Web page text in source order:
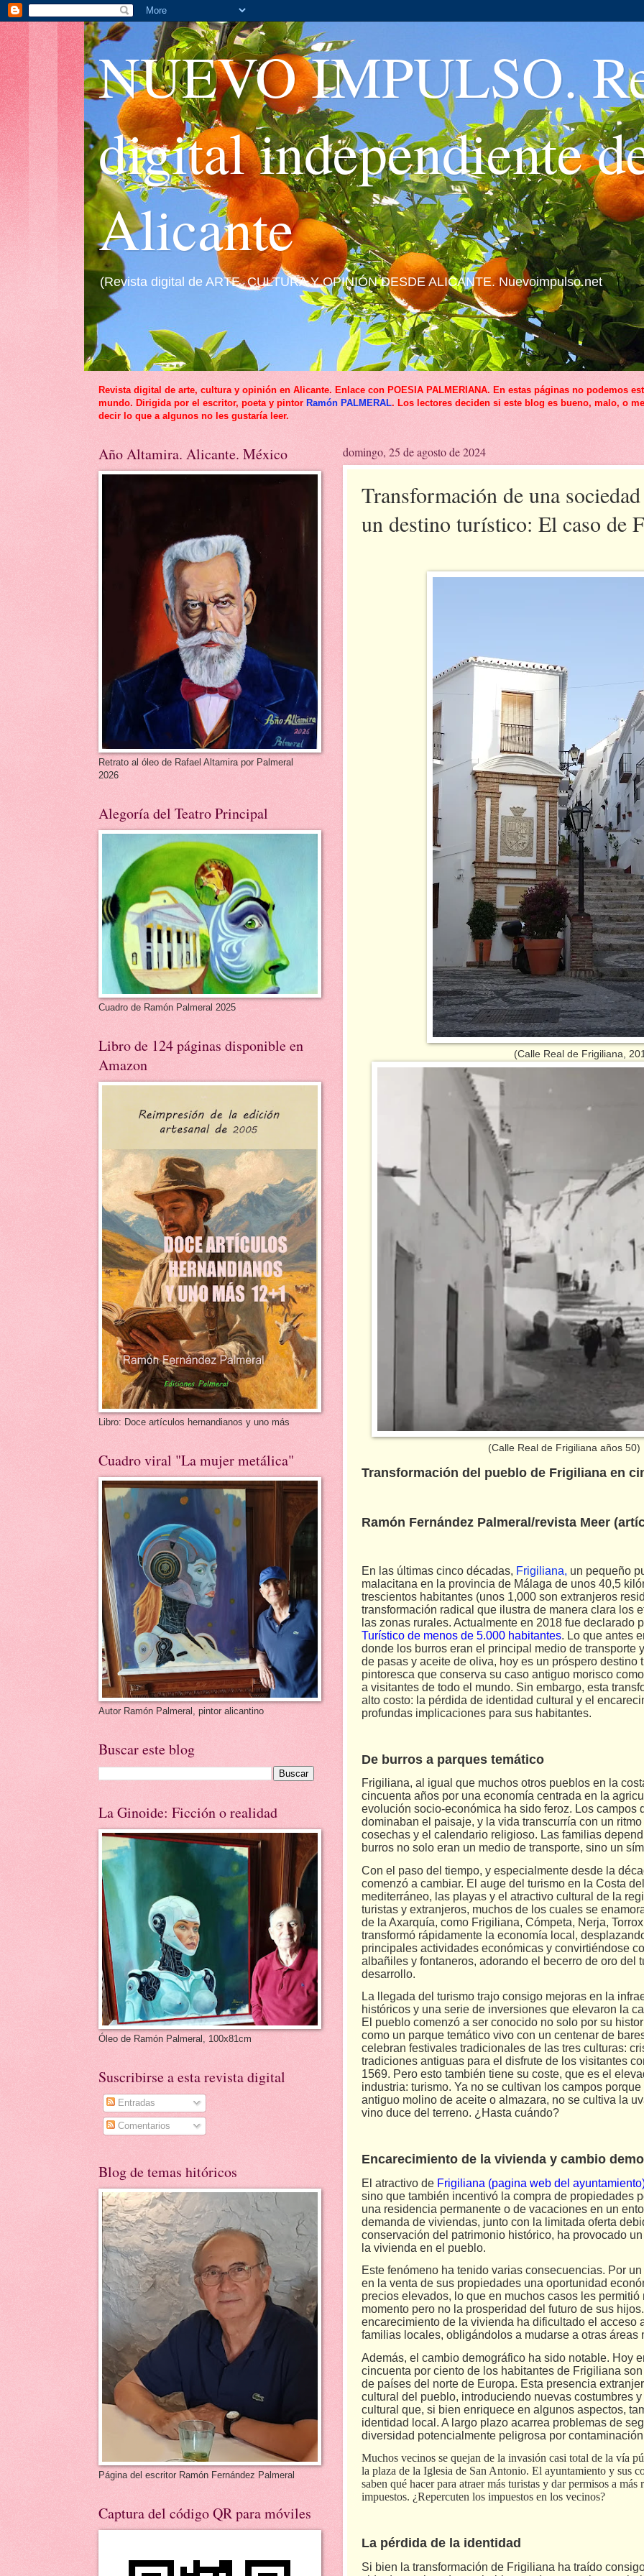
NUEVO IMPULSO.
digital independiente
Alicante
(Revista digital de ARTE, CULTURA Y OPINIÓN DESDE ALICANTE. Nuevoimpulso.net
Revista digital de arte, cultura y opinión en Alicante. Enlace con POESIA PALMERIANA. En estas páginas no podemos
mundo. Dirigida por el escritor, poeta y pintor Ramón PALMERAL. Los lectores deciden si este blog es bueno, malo, o
decir lo que a algunos no les gustaría leer.
domingo, 25 de agosto de 2024
Transformación de una
un destino turístico: El caso de
(Calle Real de Frigiliana,
(Calle Real de Frigiliana años 50)
Transformación del pueblo de Frigiliana en
Ramón Fernández Palmeral/revista Meer
En las últimas cinco décadas, Frigiliana, un pequeño
malacitana en la provincia de Málaga de unos 40,5
trescientos habitantes (unos 1,000 son extranjeros
transformación radical que ilustra de manera clara los
las zonas rurales. Actualmente en 2018 fue declarado
Turístico de menos de 5.000 habitantes. Lo que antes
donde los burros eran el principal medio de transporte
de pasas y aceite de oliva, hoy es un próspero destino
pintoresca que conserva su caso antiguo morisco
a visitantes de todo el mundo. Sin embargo, esta
alto costo: la pérdida de identidad cultural y el
profundas implicaciones para sus habitantes.
De burros a parques temático
Frigiliana, al igual que muchos otros pueblos en la
cincuenta años por una economía centrada en la
evolución socio-económica ha sido feroz. Los campos
dominaban el paisaje, y la vida transcurría con un
cosechas y el calendario religioso. Las familias
burros no solo eran un medio de transporte, sino un
Con el paso del tiempo, y especialmente desde la
comenzó a cambiar. El auge del turismo en la Costa
mediterráneo, las playas y el atractivo cultural de la
turistas y extranjeros, muchos de los cuales se
de la Axarquía, como Frigiliana, Cómpeta, Nerja,
transformó rápidamente la economía local,
principales actividades económicas y convirtiéndose
albañiles y fontaneros, adorando el becerro de oro del
desarrollo.
La llegada del turismo trajo consigo mejoras en la
históricos y una serie de inversiones que elevaron la
El pueblo comenzó a ser conocido no solo por su
como un parque temático vivo con un centenar de
celebran festivales tradicionales de las tres culturas:
tradiciones antiguas para el disfrute de los visitantes
1569. Pero esto también tiene su coste, que es el
industria: turismo. Ya no se cultivan los campos
antiguo molino de aceite o almazara, no se cultiva la
vino duce del terreno. ¿Hasta cuándo?
Encarecimiento de la vivienda y cambio
El atractivo de Frigiliana (pagina web del
sino que también incentivó la compra de propiedades
una residencia permanente o de vacaciones en un
demanda de viviendas, junto con la limitada oferta
conservación del patrimonio histórico, ha provocado
la vivienda en el pueblo.
Este fenómeno ha tenido varias consecuencias. Por
en la venta de sus propiedades una oportunidad
precios elevados, lo que en muchos casos les
momento pero no la prosperidad del futuro de sus
encarecimiento de la vivienda ha dificultado el acceso
familias locales, obligándolos a mudarse a otras áreas
Además, el cambio demográfico ha sido notable. Hoy
cincuenta por ciento de los habitantes de Frigiliana
de países del norte de Europa. Esta presencia
cultural del pueblo, introduciendo nuevas costumbres
cultural que, si bien enriquece en algunos aspectos,
identidad local. A largo plazo acarrea problemas de
diversidad potencialmente peligrosa por
Muchos vecinos se quejan de la invasión casi total de la vía
la plaza de la Iglesia de San Antonio. El ayuntamiento y sus
saben qué hacer para atraer más turistas y dar permisos a
impuestos. ¿Repercuten los impuestos en los vecinos?
La pérdida de la identidad
Si bien la transformación de Frigiliana ha traído
Año Altamira. Alicante. México
Retrato al óleo de Rafael Altamira por Palmeral
2026
Alegoría del Teatro Principal
Cuadro de Ramón Palmeral 2025
Libro de 124 páginas disponible en
Amazon
Libro: Doce artículos hernandianos y uno más
Cuadro viral "La mujer metálica"
Autor Ramón Palmeral, pintor alicantino
Buscar este blog
La Ginoide: Ficción o realidad
Óleo de Ramón Palmeral, 100x81cm
Suscribirse a esta revista digital
Entradas
Comentarios
Blog de temas hitóricos
Página del escritor Ramón Fernández Palmeral
Captura del código QR para móviles